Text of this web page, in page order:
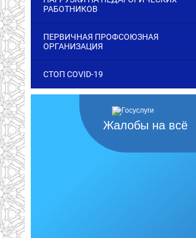
РАБОТНИКОВ
ПЕРВИЧНАЯ ПРОФСОЮЗНАЯ
ОРГАНИЗАЦИЯ
СТОП COVID-19
Жалобы на всё